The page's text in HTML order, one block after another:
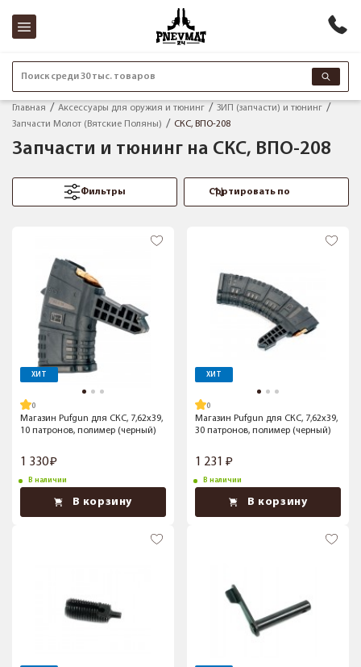
Поиск среди 30 тыс. товаров
Главная Аксессуары для оружия и тюнинг
ЗИП (запчасти) и тюнинг
Запчасти Молот (Вятские Поляны)
СКС, ВПО-208
Запчасти и тюнинг на СКС, ВПО-208
Фильтры
ХИТ
Магазин Pufgun для СКС, 7,62x39,
10 патронов, полимер (черный)
1 330
В наличии
В корзину
ХИТ
Магазин Pufgun для СКС, 7,62x39,
30 патронов, полимер (черный)
1 231
В наличии
В корзину